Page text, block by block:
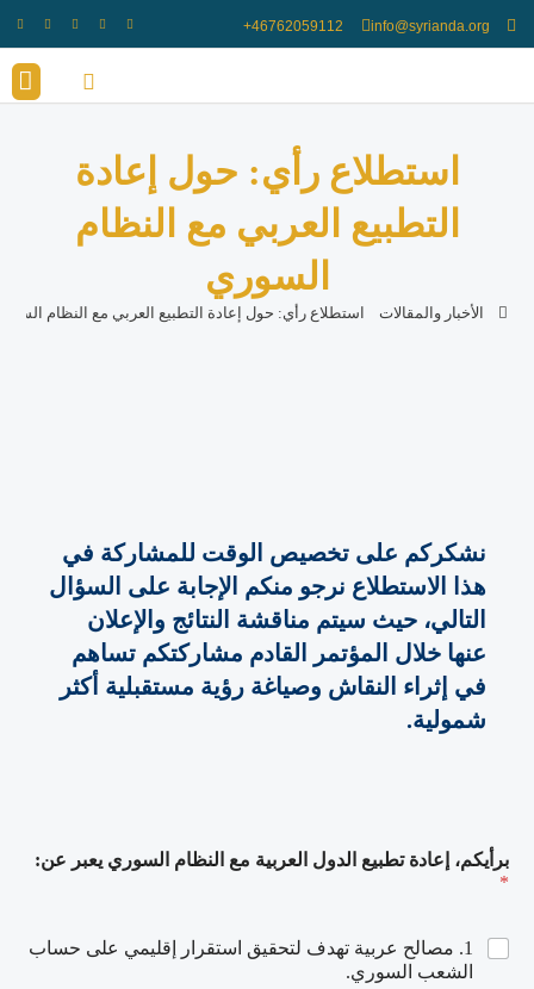
info@syrianda.org
استطلاع رأي: حول إعادة
التطبيع العربي مع النظام
السوري
الأخبار والمقالات استطلاع رأي: حول إعادة التطبيع العربي مع النظام
نشكركم على تخصيص الوقت للمشاركة في
هذا الاستطلاع نرجو منكم الإجابة على السؤال
التالي، حيث سيتم مناقشة النتائج والإعلان
عنها خلال المؤتمر القادم مشاركتكم تساهم
في إثراء النقاش وصياغة رؤية مستقبلية أكثر
شمولية.
ل
ن
م
برأيكم، إعادة تطبيع الدول العربية مع النظام السوري يعبر عن:
*
1. مصالح عربية تهدف لتحقيق استقرار إقليمي على حساب
الشعب السوري.